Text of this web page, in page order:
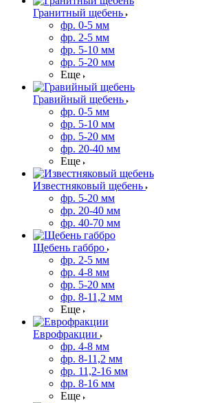
Гранитный щебень
фр. 0-5 мм
фр. 2-5 мм
фр. 5-10 мм
фр. 5-20 мм
Еще
Гравийный щебень
фр. 0-5 мм
фр. 5-10 мм
фр. 5-20 мм
фр. 20-40 мм
Еще
Известняковый щебень
фр. 5-20 мм
фр. 20-40 мм
фр. 40-70 мм
Щебень габбро
фр. 2-5 мм
фр. 4-8 мм
фр. 5-20 мм
фр. 8-11,2 мм
Еще
Еврофракции
фр. 4-8 мм
фр. 8-11,2 мм
фр. 11,2-16 мм
фр. 8-16 мм
Еще